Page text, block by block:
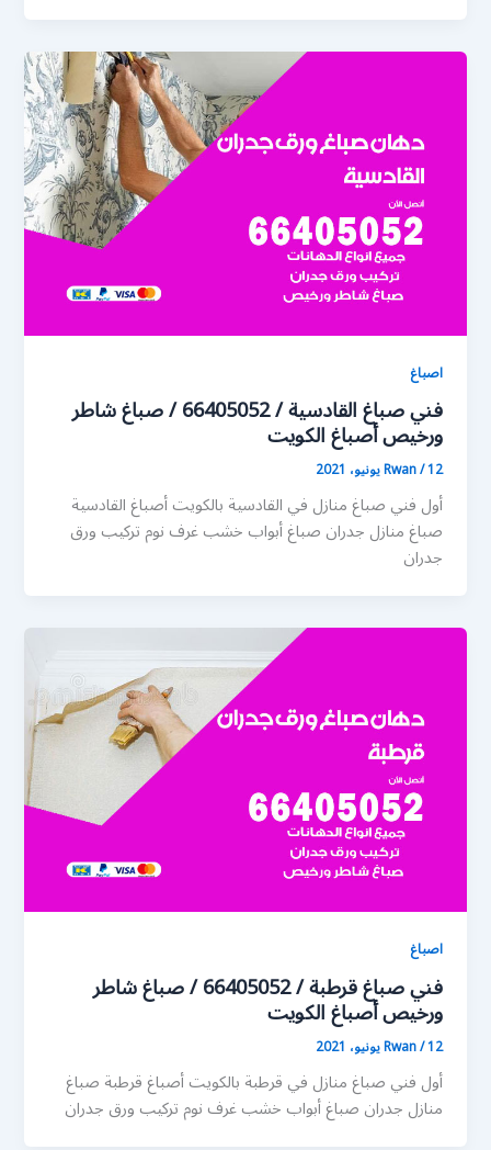
اصباغ
فني صباغ القادسية / 66405052 / صباغ شاطر
ورخيص أصباغ الكويت
Rwan/12 يونيو، 2021
أول فني صباغ منازل في القادسية بالكويت أصباغ القادسية
صباغ منازل جدران صباغ أبواب خشب غرف نوم تركيب ورق
جدران
اصباغ
فني صباغ قرطبة / 66405052 / صباغ شاطر
ورخيص أصباغ الكويت
Rwan/12 يونيو، 2021
أول فني صباغ منازل في قرطبة بالكويت أصباغ قرطبة صباغ
منازل جدران صباغ أبواب خشب غرف نوم تركيب ورق جدران